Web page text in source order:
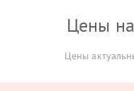
Цены
Цены